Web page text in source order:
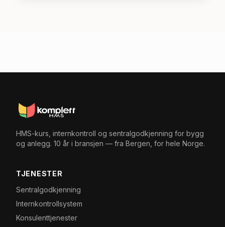
HMS-kurs, internkontroll og sentralgodkjenning for bygg
og anlegg. 10 år i bransjen — fra Bergen, for hele Norge.
TJENESTER
Sentralgodkjenning
Internkontrollsystem
Konsulenttjenester